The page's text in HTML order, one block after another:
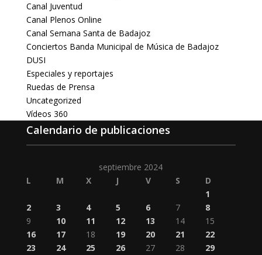
Canal Juventud
Canal Plenos Online
Canal Semana Santa de Badajoz
Conciertos Banda Municipal de Música de Badajoz
DUSI
Especiales y reportajes
Ruedas de Prensa
Uncategorized
Vídeos 360
Calendario de publicaciones
septiembre 2024
L
M X J V S
D
1
2
3 4 5 6 7
8
9
10 11 12 13 14
15
16
17 18 19 20 21
22
23
24 25 26 27 28
29